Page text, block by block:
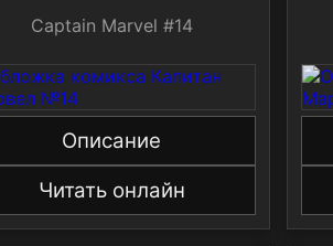
Captain Marvel #14
Описание
Читать онлайн